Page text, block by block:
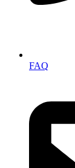
FAQ